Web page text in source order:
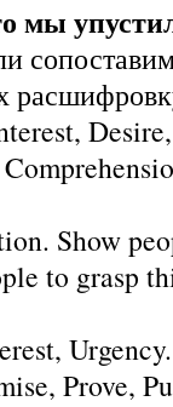
мы
Show
to grasp
Urgency.
Prove,